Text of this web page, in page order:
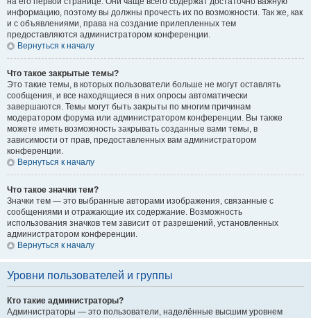
информацию, поэтому вы должны прочесть их по возможности. Так же, как
и с объявлениями, права на создание прилепленных тем
предоставляются администратором конференции.
Вернуться к началу
Что такое закрытые темы?
Это такие темы, в которых пользователи больше не могут оставлять
сообщения, и все находящиеся в них опросы автоматически
завершаются. Темы могут быть закрыты по многим причинам
модератором форума или администратором конференции. Вы также
можете иметь возможность закрывать созданные вами темы, в
зависимости от прав, предоставленных вам администратором
конференции.
Вернуться к началу
Что такое значки тем?
Значки тем — это выбранные авторами изображения, связанные с
сообщениями и отражающие их содержание. Возможность
использования значков тем зависит от разрешений, установленных
администратором конференции.
Вернуться к началу
Уровни пользователей и группы
Кто такие администраторы?
Администраторы — это пользователи, наделённые высшим уровнем